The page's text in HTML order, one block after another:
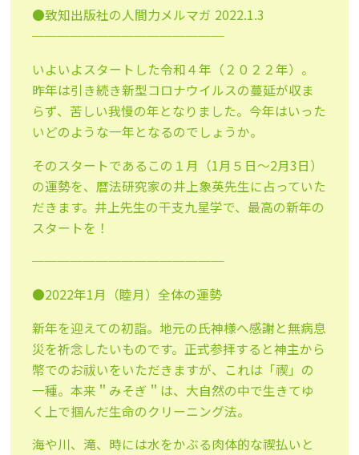
●致知出版社の人間力メルマガ 2022.1.3
───────────────
いよいよスタートした令和４年（２０２２年）。
昨年は引き続き新型コロナウイルスの蔓延が収ま
らず、苦しい我慢の年となりました。今年はいった
いどのような一年となるのでしょうか。
そのスタートであるこの１月（1月５日～2月3日）
の運勢を、暦法研究家の井上象英先生に占っていた
だきます。井上先生の干支九星学で、最高の新年の
スタートを！
───────────────
●2022年1月（睦月）全体の運勢
新年を迎えての初詣。地元の氏神様へ感謝と無病息
災を祈念したいものです。正式参拝すると神主から
幣でのお祓いをいただきますが、これは「禊」の
一種。本来＂みそぎ＂は、大自然の中で生きてゆ
く上で掴んだ生命のクリーニング法。
海や川、滝、時には水をかぶる肉体的な禊払いと